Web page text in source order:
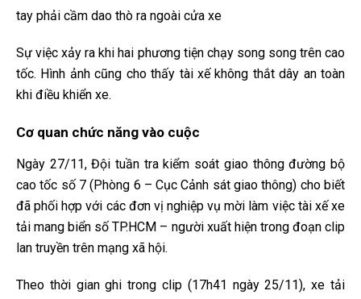
tay phải cầm dao thò ra ngoài cửa xe
Sự việc xảy ra khi hai phương tiện chạy song song trên cao
tốc. Hình ảnh cũng cho thấy tài xế không thắt dây an toàn
khi điều khiển xe.
Cơ quan chức năng vào cuộc
Ngày 27/11, Đội tuần tra kiểm soát giao thông đường bộ
cao tốc số 7 (Phòng 6 – Cục Cảnh sát giao thông) cho biết
đã phối hợp với các đơn vị nghiệp vụ mời làm việc tài xế xe
tải mang biển số TP.HCM – người xuất hiện trong đoạn clip
lan truyền trên mạng xã hội.
Theo thời gian ghi trong clip (17h41 ngày 25/11), xe tải